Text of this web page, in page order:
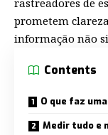
prometem
informação não
Contents
O que faz
Medir tudo e